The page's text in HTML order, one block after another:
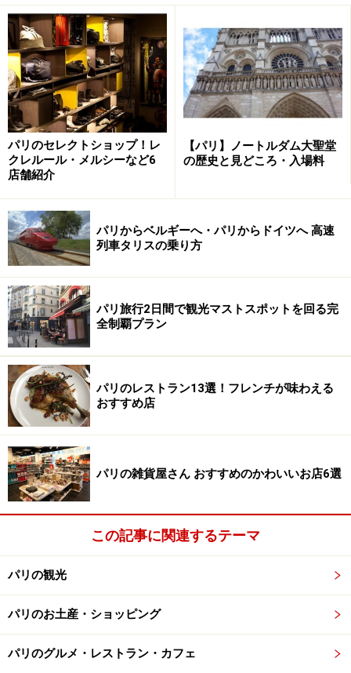
パリのセレクトショップ！レ
クレルール・メルシーなど6
店舗紹介
【パリ】ノートルダム大聖堂
の歴史と見どころ・入場料
パリからベルギーへ・パリからドイツへ 高速
列車タリスの乗り方
パリ旅行2日間で観光マストスポットを回る完
全制覇プラン
パリのレストラン13選！フレンチが味わえる
おすすめ店
パリの雑貨屋さん おすすめのかわいいお店6選
この記事に関連するテーマ
パリの観光
パリのお土産・ショッピング
パリのグルメ・レストラン・カフェ